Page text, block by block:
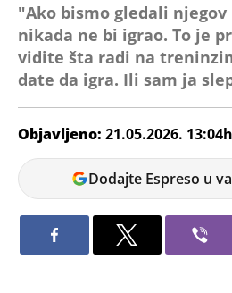
"Ako bismo gledali njegov
nikada ne bi igrao. To je
vidite šta radi na
date da igra. Ili sam ja
Objavljeno: 21.05.2026. 13:04h
Goran
BožanovićDodajte Espreso u